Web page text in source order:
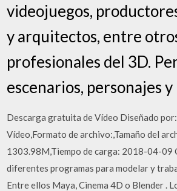
videojuegos,
y arquitectos, entre
profesionales del 3D.
escenarios, personajes y
Descarga gratuita de Vídeo Diseñado
Vídeo,Formato de archivo:,Tamaño del
1303.98M,Tiempo de carga: 2018-04-09
diferentes programas para modelar y
Entre ellos Maya, Cinema 4D o Blender .